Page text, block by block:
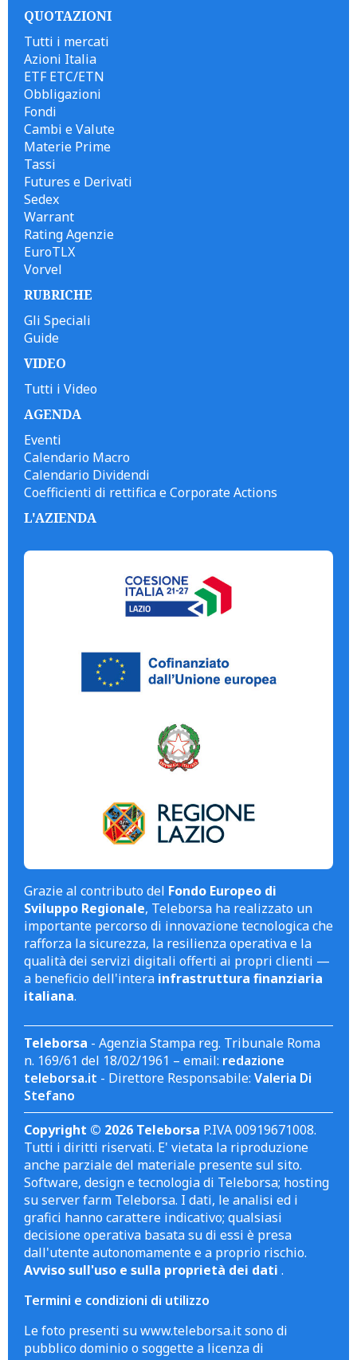
QUOTAZIONI
Tutti i mercati
Azioni Italia
ETF ETC/ETN
Obbligazioni
Fondi
Cambi e Valute
Materie Prime
Tassi
Futures e Derivati
Sedex
Warrant
Rating Agenzie
EuroTLX
Vorvel
RUBRICHE
Gli Speciali
Guide
VIDEO
Tutti i Video
AGENDA
Eventi
Calendario Macro
Calendario Dividendi
Coefficienti di rettifica e Corporate Actions
L'AZIENDA
Grazie al contributo del Fondo Europeo di
Sviluppo Regionale, Teleborsa ha realizzato un
importante percorso di innovazione tecnologica che
rafforza la sicurezza, la resilienza operativa e la
qualità dei servizi digitali offerti ai propri clienti —
a beneficio dell'intera infrastruttura finanziaria
italiana.
Teleborsa - Agenzia Stampa reg. Tribunale Roma
n. 169/61 del 18/02/1961 – email: redazione
teleborsa.it - Direttore Responsabile: Valeria Di
Stefano
Copyright © 2026 Teleborsa P.IVA 00919671008.
Tutti i diritti riservati. E' vietata la riproduzione
anche parziale del materiale presente sul sito.
Software, design e tecnologia di Teleborsa; hosting
su server farm Teleborsa. I dati, le analisi ed i
grafici hanno carattere indicativo; qualsiasi
decisione operativa basata su di essi è presa
dall'utente autonomamente e a proprio rischio.
Avviso sull'uso e sulla proprietà dei dati .
Termini e condizioni di utilizzo
Le foto presenti su www.teleborsa.it sono di
pubblico dominio o soggette a licenza di